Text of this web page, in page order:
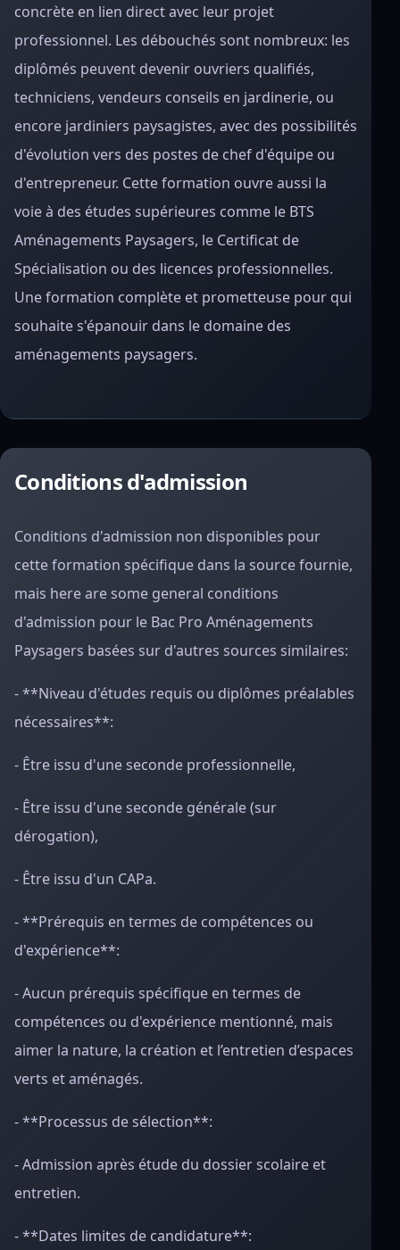
concrète en lien direct avec leur projet
professionnel. Les débouchés sont nombreux: les
diplômés peuvent devenir ouvriers qualifiés,
techniciens, vendeurs conseils en jardinerie, ou
encore jardiniers paysagistes, avec des possibilités
d'évolution vers des postes de chef d'équipe ou
d'entrepreneur. Cette formation ouvre aussi la
voie à des études supérieures comme le BTS
Aménagements Paysagers, le Certificat de
Spécialisation ou des licences professionnelles.
Une formation complète et prometteuse pour qui
souhaite s'épanouir dans le domaine des
aménagements paysagers.
Conditions d'admission
Conditions d'admission non disponibles pour
cette formation spécifique dans la source fournie,
mais here are some general conditions
d'admission pour le Bac Pro Aménagements
Paysagers basées sur d'autres sources similaires:
- **Niveau d'études requis ou diplômes préalables
nécessaires**:
- Être issu d'une seconde professionnelle,
- Être issu d'une seconde générale (sur
dérogation),
- Être issu d'un CAPa.
- **Prérequis en termes de compétences ou
d'expérience**:
- Aucun prérequis spécifique en termes de
compétences ou d'expérience mentionné, mais
aimer la nature, la création et l’entretien d’espaces
verts et aménagés.
- **Processus de sélection**:
- Admission après étude du dossier scolaire et
entretien.
- **Dates limites de candidature**: